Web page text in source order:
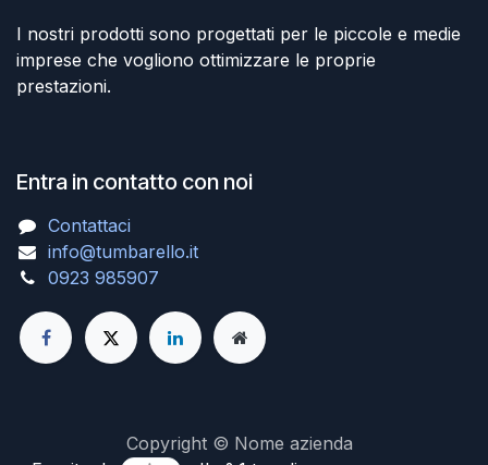
I nostri prodotti sono progettati per le piccole e medie
imprese che vogliono ottimizzare le proprie
prestazioni.
Entra in contatto con noi
Contattaci
info@tumbarello.it
0923 985907
Copyright © Nome azienda